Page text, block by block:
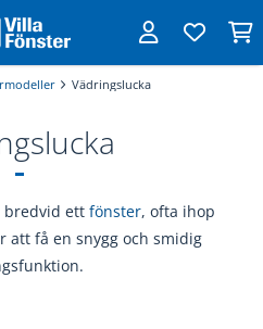
Vädringslucka
bredvid ett fönster, ofta ihop
att få en snygg och smidig